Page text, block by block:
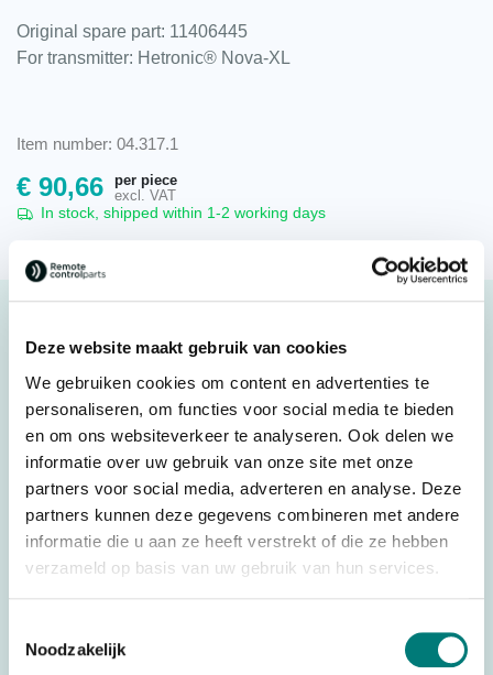
Deze website maakt gebruik van cookies
We gebruiken cookies om content en advertenties te
personaliseren, om functies voor social media te bieden
en om ons websiteverkeer te analyseren. Ook delen we
informatie over uw gebruik van onze site met onze
partners voor social media, adverteren en analyse. Deze
partners kunnen deze gegevens combineren met andere
informatie die u aan ze heeft verstrekt of die ze hebben
verzameld op basis van uw gebruik van hun services.
Noodzakelijk
Original spare part: 11406445
For transmitter: Hetronic® Nova-XL
Item number: 04.317.1
€ 90,66
per piece
excl. VAT
In stock, shipped within 1-2 working days
Hetronic® Nova-XL hip belt with clips, 11406445
Original spare part
Suitable for: Hetronic® Nova-XL
Original spare part: 11406445
For transmitter: Hetronic® Nova-XL
Weight